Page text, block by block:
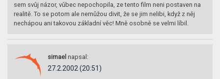
sem svůj názor, vůbec nepochopila, ze tento film neni postaven na
realitě. To se potom ale nemůžou divit, že se jim nelibi, když z něj
nechápou ani takovou základní věc! Mně osobně se velmi líbil.
sirnael napsal:
27.2.2002 (20:51)